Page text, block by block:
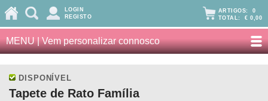
LOGIN
REGISTO
ARTIGOS: 0
TOTAL: € 0,00
MENU | Vem personalizar connosco
DISPONÍVEL
Tapete de Rato Família